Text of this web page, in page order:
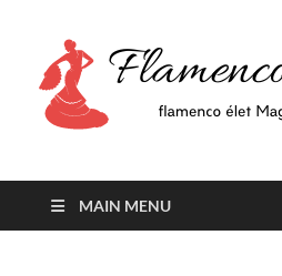
MAIN MENU